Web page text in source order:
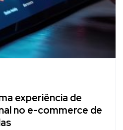
experiência de
no e-commerce de